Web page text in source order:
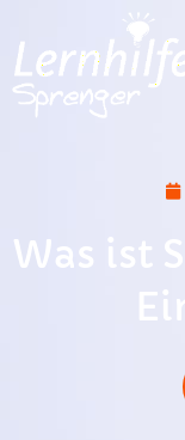
Was ist